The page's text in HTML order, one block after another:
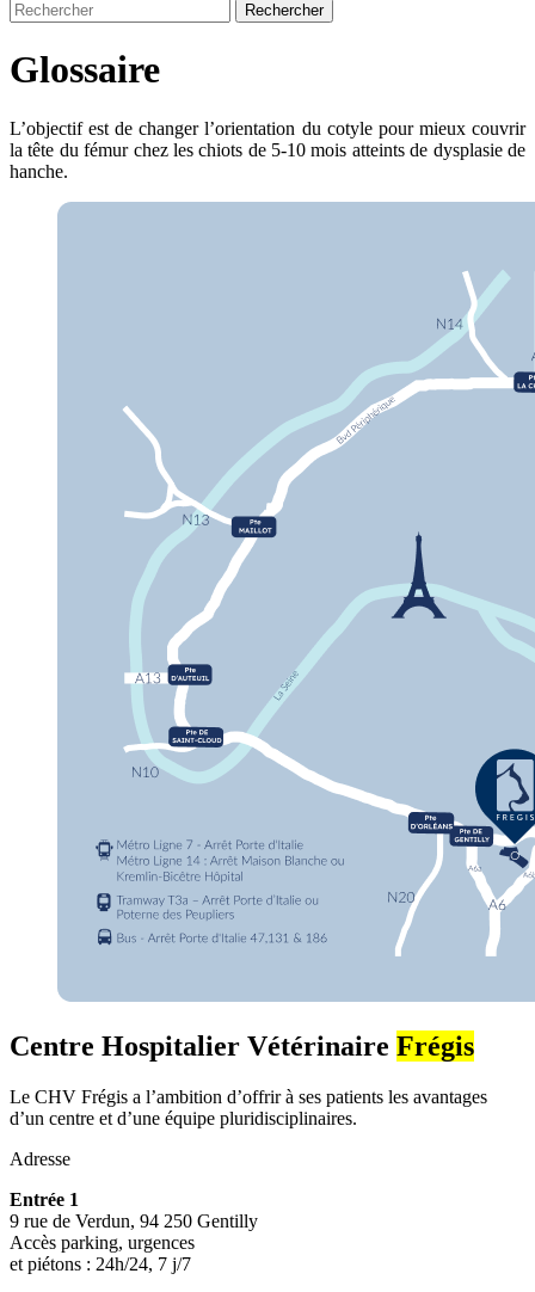
Rechercher
Glossaire
L’objectif est de changer l’orientation du cotyle pour mieux couvrir
la tête du fémur chez les chiots de 5-10 mois atteints de dysplasie de
hanche.
Centre Hospitalier Vétérinaire Frégis
Le CHV Frégis a l’ambition d’offrir à ses patients les avantages
d’un centre et d’une équipe pluridisciplinaires.
Adresse
Entrée 1
9 rue de Verdun, 94 250 Gentilly
Accès parking, urgences
et piétons : 24h/24, 7 j/7